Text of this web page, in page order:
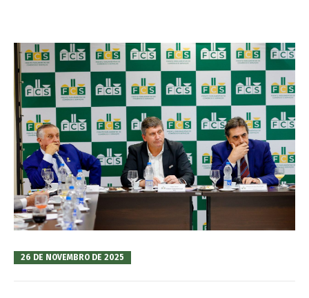
26 DE NOVEMBRO DE 2025